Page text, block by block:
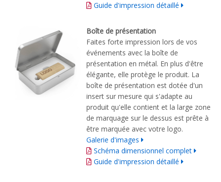
Guide d'impression détaillé
Boîte de présentation
Faites forte impression lors de vos
événements avec la boîte de
présentation en métal. En plus d'être
élégante, elle protège le produit. La
boîte de présentation est dotée d'un
insert sur mesure qui s'adapte au
produit qu'elle contient et la large zone
de marquage sur le dessus est prête à
être marquée avec votre logo.
Galerie d'images
Schéma dimensionnel complet
Guide d'impression détaillé